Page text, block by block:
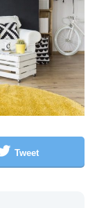
Tweet